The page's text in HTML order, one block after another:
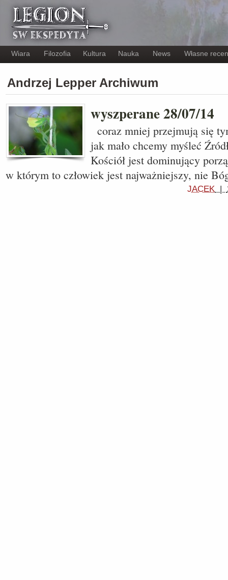
Wiara Filozofia Kultura Nauka News Własne
Andrzej Lepper Archiwum
wyszperane 28/07/14
coraz mniej przejmują się
jak mało chcemy myśleć
Kościół jest dominujący
w którym to człowiek jest najważniejszy, nie
JACEK |